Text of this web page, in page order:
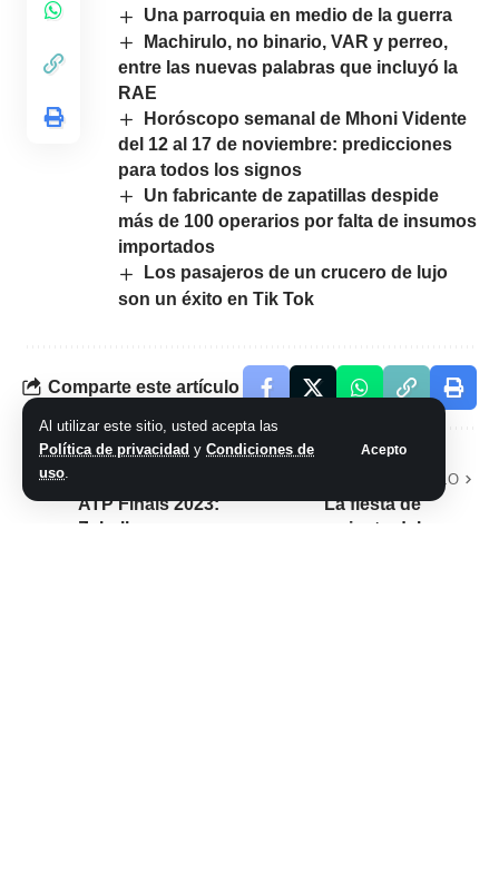
Al utilizar este sitio, usted acepta las
Política de privacidad y Condiciones de
uso.
Acepto
Una parroquia en medio de la guerra
Machirulo, no binario, VAR y perreo,
entre las nuevas palabras que incluyó la
RAE
Horóscopo semanal de Mhoni Vidente
del 12 al 17 de noviembre: predicciones
para todos los signos
Un fabricante de zapatillas despide
más de 100 operarios por falta de insumos
importados
Los pasajeros de un crucero de lujo
son un éxito en Tik Tok
Comparte este artículo
ARTÍCULO PREVIO
ATP Finals 2023:
Zeballos y
SIGUIENTE ARTÍCULO
La fiesta de
casamiento del